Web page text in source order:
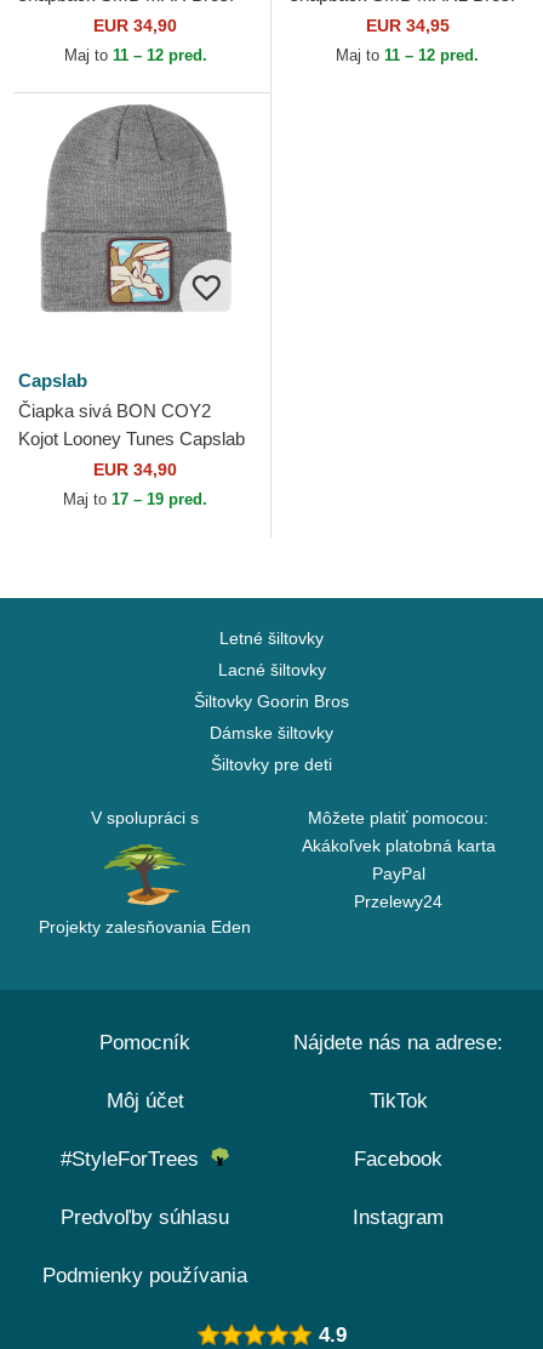
Mario Super Mario Bros.
Capslab
EUR 34,90
Maj to 11 – 12 pred.
Mario Super Mario Bros.
Capslab
EUR 34,95
Maj to 11 – 12 pred.
Capslab
Čiapka sivá BON COY2
Kojot Looney Tunes Capslab
EUR 34,90
Maj to 17 – 19 pred.
Letné šiltovky
Lacné šiltovky
Šiltovky Goorin Bros
Dámske šiltovky
Šiltovky pre deti
V spolupráci s
Projekty zalesňovania Eden
Môžete platiť pomocou:
Akákoľvek platobná karta
PayPal
Przelewy24
Pomocník
Môj účet
#StyleForTrees
Predvoľby súhlasu
Podmienky používania
Nájdete nás na adrese:
TikTok
Facebook
Instagram
4.9